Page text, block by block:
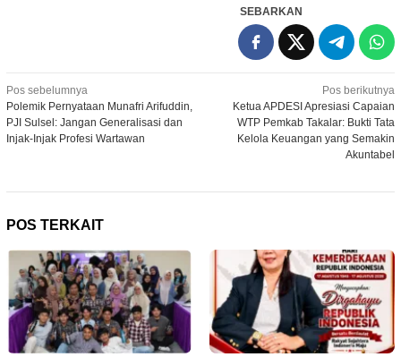
SEBARKAN
Navigasi
pos
Pos sebelumnya
Polemik Pernyataan Munafri Arifuddin,
PJI Sulsel: Jangan Generalisasi dan
Injak-Injak Profesi Wartawan
Pos berikutnya
Ketua APDESI Apresiasi Capaian
WTP Pemkab Takalar: Bukti Tata
Kelola Keuangan yang Semakin
Akuntabel
POS TERKAIT